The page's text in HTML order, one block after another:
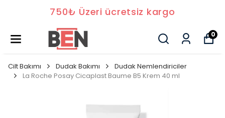
750₺ Üzeri ücretsiz kargo
0
Cilt Bakımı Dudak Bakımı
Dudak Nemlendiriciler
La Roche Posay Cicaplast Baume B5 Krem 40 ml